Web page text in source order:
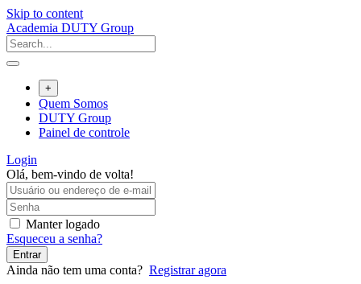
Skip to content
Academia DUTY Group
+
Quem Somos
DUTY Group
Painel de controle
Login
Olá, bem-vindo de volta!
Manter logado
Esqueceu a senha?
Entrar
Ainda não tem uma conta? Registrar agora